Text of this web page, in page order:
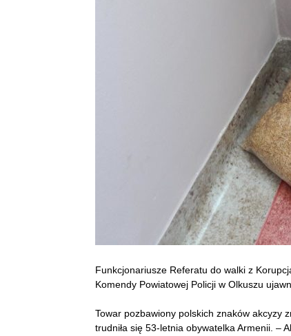
Funkcjonariusze Referatu do walki z
Komendy Powiatowej Policji w Olkuszu
Towar pozbawiony polskich znaków akcyzy
trudniła się 53-letnia obywatelka Armenii. –